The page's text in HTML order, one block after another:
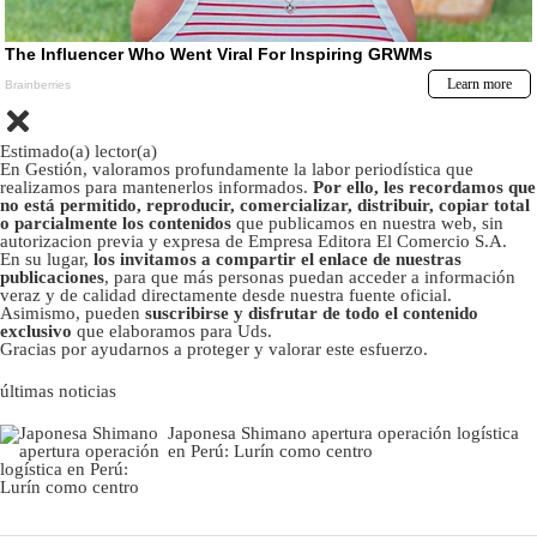
Estimado(a) lector(a)
En Gestión, valoramos profundamente la labor periodística que
realizamos para mantenerlos informados. Por ello, les recordamos que
no está permitido, reproducir, comercializar, distribuir, copiar total
o parcialmente los contenidos que publicamos en nuestra web, sin
autorizacion previa y expresa de Empresa Editora El Comercio S.A.
En su lugar, los invitamos a compartir el enlace de nuestras
publicaciones, para que más personas puedan acceder a información
veraz y de calidad directamente desde nuestra fuente oficial.
Asimismo, pueden suscribirse y disfrutar de todo el contenido
exclusivo que elaboramos para Uds.
Gracias por ayudarnos a proteger y valorar este esfuerzo.
últimas noticias
Japonesa Shimano apertura operación logística
en Perú: Lurín como centro